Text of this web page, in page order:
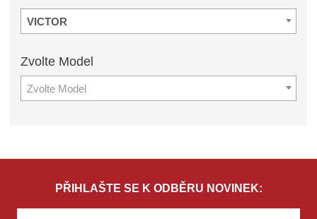
VICTOR
Zvolte Model
Zvolte Model
PŘIHLAŠTE SE K ODBĚRU NOVINEK: